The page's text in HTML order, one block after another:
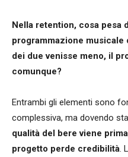
Nella retention, cosa pesa
programmazione musicale
dei due venisse meno, il
comunque?
Entrambi gli elementi sono
complessiva, ma dovendo
qualità del bere viene
progetto perde credibilità.